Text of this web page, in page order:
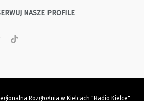
NASZE PROFILE
Rozgłośnia w Kielcach "Radio Kielce"